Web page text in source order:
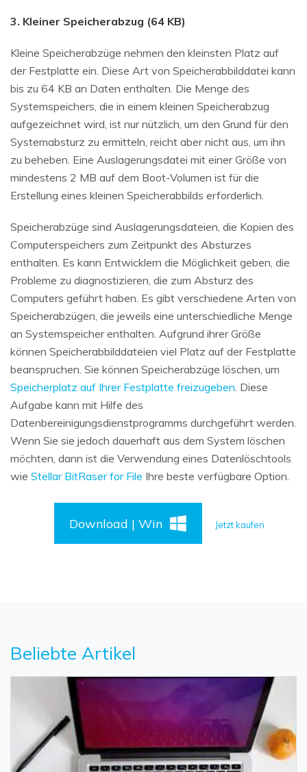
3. Kleiner Speicherabzug (64 KB)
Kleine Speicherabzüge nehmen den kleinsten Platz auf
der Festplatte ein. Diese Art von Speicherabbilddatei kann
bis zu 64 KB an Daten enthalten. Die Menge des
Systemspeichers, die in einem kleinen Speicherabzug
aufgezeichnet wird, ist nur nützlich, um den Grund für den
Systemabsturz zu ermitteln, reicht aber nicht aus, um ihn
zu beheben. Eine Auslagerungsdatei mit einer Größe von
mindestens 2 MB auf dem Boot-Volumen ist für die
Erstellung eines kleinen Speicherabbilds erforderlich.
Speicherabzüge sind Auslagerungsdateien, die Kopien des
Computerspeichers zum Zeitpunkt des Absturzes
enthalten. Es kann Entwicklern die Möglichkeit geben, die
Probleme zu diagnostizieren, die zum Absturz des
Computers geführt haben. Es gibt verschiedene Arten von
Speicherabzügen, die jeweils eine unterschiedliche Menge
an Systemspeicher enthalten. Aufgrund ihrer Größe
können Speicherabbilddateien viel Platz auf der Festplatte
beanspruchen. Sie können Speicherabzüge löschen, um
Speicherplatz auf Ihrer Festplatte freizugeben. Diese
Aufgabe kann mit Hilfe des
Datenbereinigungsdienstprogramms durchgeführt werden.
Wenn Sie sie jedoch dauerhaft aus dem System löschen
möchten, dann ist die Verwendung eines Datenlöschtools
wie Stellar BitRaser for File Ihre beste verfügbare Option.
Download | Win Jetzt kaufen
Beliebte Artikel